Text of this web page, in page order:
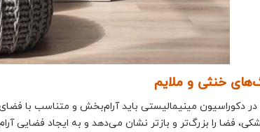
خنثی و ملایم
در دکوراسیون مینیمالیستی باید آرام‌بخش و متناسب با
فضا را بزرگ‌تر و بازتر نشان می‌دهد و به ایجاد فضایی